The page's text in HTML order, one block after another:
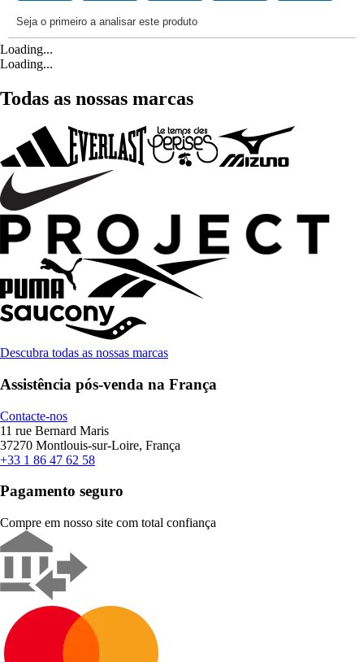
Loading...
Loading...
Todas as nossas marcas
Descubra todas as nossas marcas
Assistência pós-venda na França
Contacte-nos
11 rue Bernard Maris
37270 Montlouis-sur-Loire, França
+33 1 86 47 62 58
Pagamento seguro
Compre em nosso site com total confiança